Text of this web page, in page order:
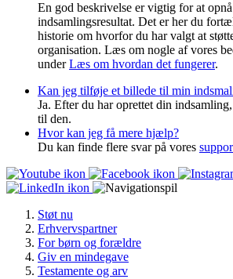
En god beskrivelse er vigtig for at
indsamlingsresultat. Det er her du
historie om hvorfor du har valgt at
organisation. Læs om nogle af vores
underLæs om hvordan det fungerer.
Kan jeg tilføje et billede til min
Ja. Efter du har oprettet din
til den.
Hvor kan jeg få mere hjælp?
Du kan finde flere svar på vores
Støt nu
Erhvervspartner
For børn og forældre
Giv en mindegave
Testamente og arv